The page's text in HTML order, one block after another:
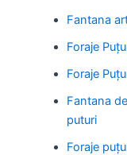
Fantana
Foraje
Foraje
Fantana
puturi
Foraje